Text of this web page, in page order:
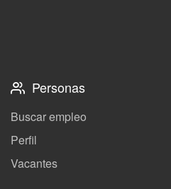
Personas
Buscar empleo
Perfil
Vacantes